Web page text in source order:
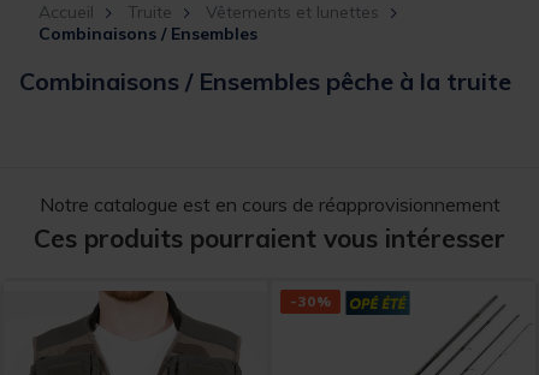
Accueil Truite
Vêtements et lunettes
Combinaisons / Ensembles
Combinaisons / Ensembles pêche à la truite
Notre catalogue est en cours de réapprovisionnement
Ces produits pourraient vous intéresser
-30%